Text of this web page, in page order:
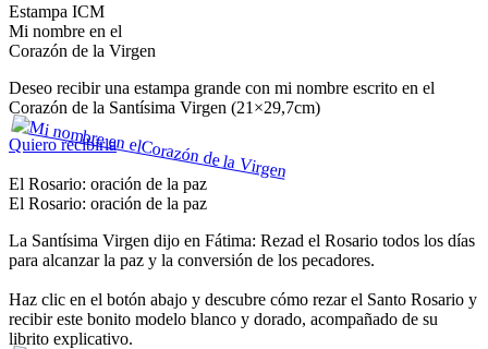
Estampa ICM
Mi nombre en el
Corazón de la Virgen
Deseo recibir una estampa grande con mi nombre escrito en el
Corazón de la Santísima Virgen (21×29,7cm)
Quiero recibirla
El Rosario: oración de la paz
El Rosario: oración de la paz
La Santísima Virgen dijo en Fátima: Rezad el Rosario todos los días
para alcanzar la paz y la conversión de los pecadores.
Haz clic en el botón abajo y descubre cómo rezar el Santo Rosario y
recibir este bonito modelo blanco y dorado, acompañado de su
librito explicativo.